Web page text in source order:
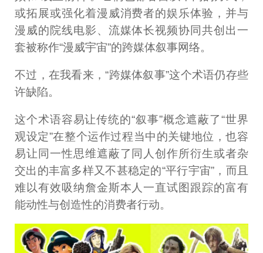
或拓展或强化着漫威消费者的娱乐体验，并与
漫威的院线电影、流媒体长视频协同共创出一
套被称作“漫威宇宙”的跨媒体叙事网络。
不过，在我看来，“跨媒体叙事”这个术语仍存些
许缺陷。
这个术语容易让传统的“叙事”概念遮蔽了“世界
观设定”在整个运作过程当中的关键地位，也容
易让同一性思维遮蔽了同人创作所衍生或者杂
交出的丰富多样又不甚稳定的“平行宇宙”，而且
难以有效吸纳詹金斯本人一直试图跟踪的富有
能动性与创造性的消费者行动。